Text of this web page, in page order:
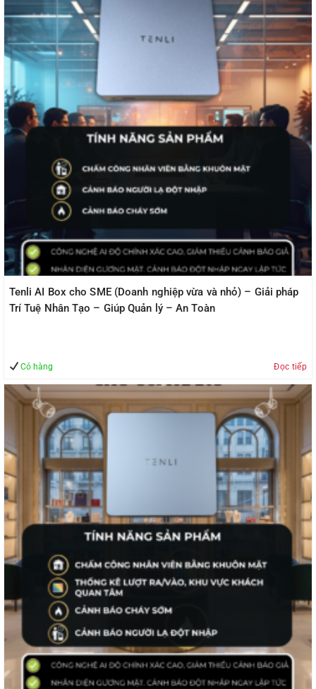
Tenli AI Box cho SME (Doanh nghiệp vừa và nhỏ) – Giải pháp
Trí Tuệ Nhân Tạo – Giúp Quản lý – An Toàn
Có hàng Đọc tiếp